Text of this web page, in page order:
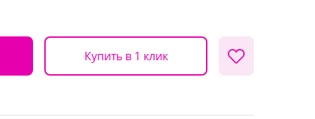
Купить в 1 клик